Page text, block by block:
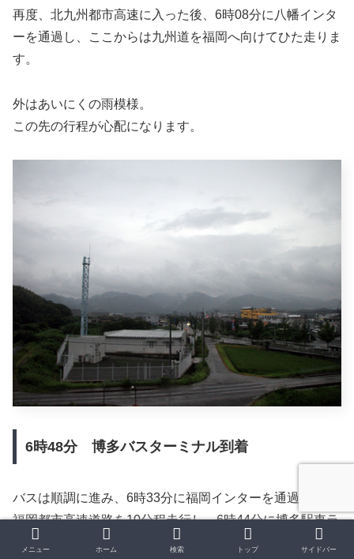
再度、北九州都市高速に入った後、6時08分に八幡インタ
ーを通過し、ここからは九州道を福岡へ向けてひた走りま
す。
外はあいにくの雨模様。
この先の行程が心配になります。
6時48分 博多バスターミナル到着
バスは順調に進み、6時33分に福岡インターを通過。
福岡都市高速道路を10分程走行し、6時44分に博多駅東ラ
ンプにて流出します。
メニュー ホーム 検索 トップ サイドバー